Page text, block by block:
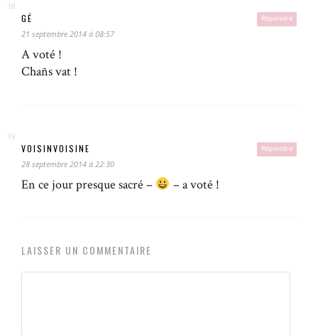
Répondre
GÉ
21 septembre 2014 à 08:57
A voté !
Chañs vat !
Répondre
VOISINVOISINE
28 septembre 2014 à 22:30
En ce jour presque sacré – – a voté !
LAISSER UN COMMENTAIRE